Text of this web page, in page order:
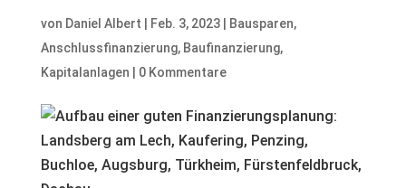
von Daniel Albert Feb. 3, 2023| Bausparen,
Anschlussfinanzierung, Baufinanzierung,
Kapitalanlagen
0 Kommentare